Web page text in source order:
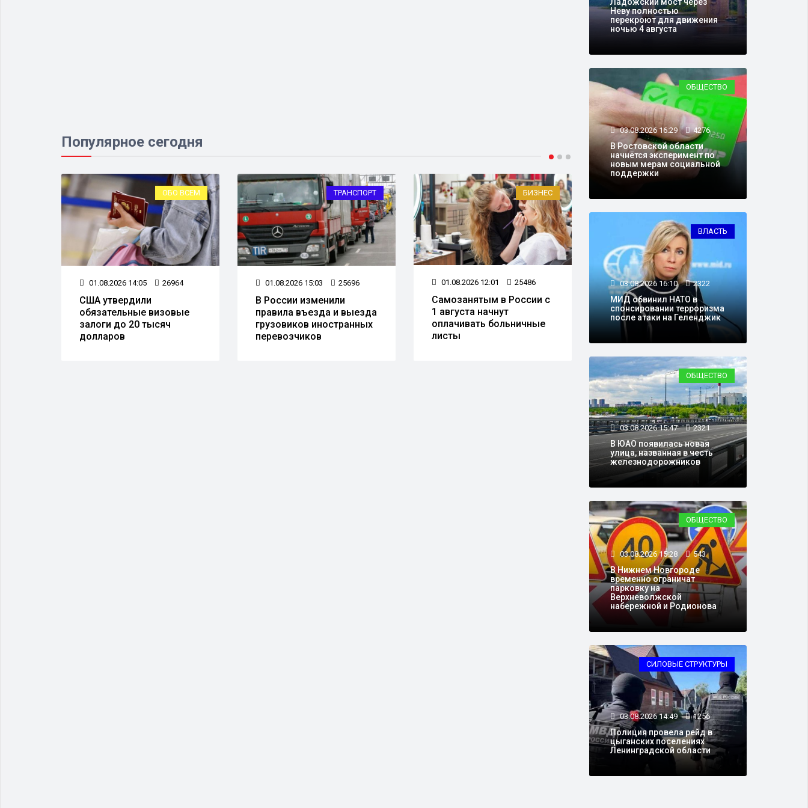
Популярное сегодня
ОБО ВСЕМ
01.08.2026 14:05 26964
США утвердили
обязательные визовые
залоги до 20 тысяч
долларов
ТРАНСПОРТ
01.08.2026 15:03 25696
В России изменили
правила въезда и выезда
грузовиков иностранных
перевозчиков
БИЗНЕС
01.08.2026 12:01 25486
Самозанятым в России с
1 августа начнут
оплачивать больничные
листы
31.07.2026 16:28 23175
Премьер Испании назвал
массовый прорыв
мигрантов в Сеуту атакой
на государство
Неву полностью
перекроют для движения
ночью 4 августа
ОБЩЕСТВО
03.08.2026 16:29 4276
В Ростовской области
начнётся эксперимент по
новым мерам социальной
поддержки
ВЛАСТЬ
03.08.2026 16:10 2322
МИД обвинил НАТО в
спонсировании терроризма
после атаки на Геленджик
ОБЩЕСТВО
03.08.2026 15:47 2321
В ЮАО появилась новая
улица, названная в честь
железнодорожников
ОБЩЕСТВО
03.08.2026 15:28 543
В Нижнем Новгороде
временно ограничат
парковку на
Верхневолжской
набережной и Родионова
СИЛОВЫЕ СТРУКТУРЫ
03.08.2026 14:49 1256
Полиция провела рейд в
цыганских поселениях
Ленинградской области